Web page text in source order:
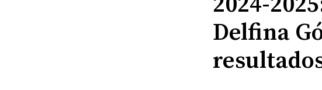
Delfina